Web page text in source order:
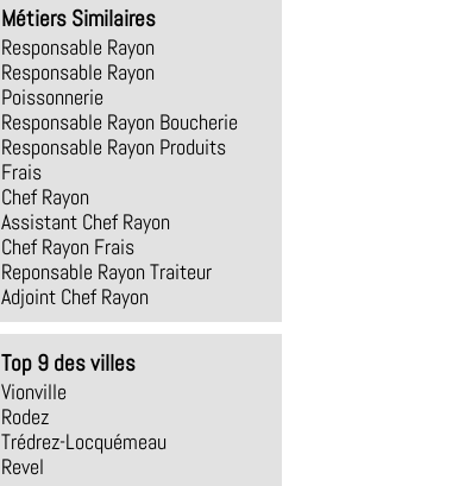
Métiers Similaires
Responsable Rayon
Responsable Rayon
Poissonnerie
Responsable Rayon Boucherie
Responsable Rayon Produits
Frais
Chef Rayon
Assistant Chef Rayon
Chef Rayon Frais
Reponsable Rayon Traiteur
Adjoint Chef Rayon
Top 9 des villes
Vionville
Rodez
Trédrez-Locquémeau
Revel